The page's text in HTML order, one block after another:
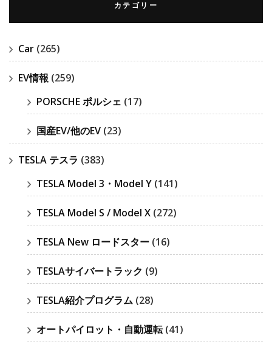
カテゴリー
Car (265)
EV情報 (259)
PORSCHE ポルシェ (17)
国産EV/他のEV (23)
TESLA テスラ (383)
TESLA Model 3・Model Y (141)
TESLA Model S / Model X (272)
TESLA New ロードスター (16)
TESLAサイバートラック (9)
TESLA紹介プログラム (28)
オートパイロット・自動運転(41)